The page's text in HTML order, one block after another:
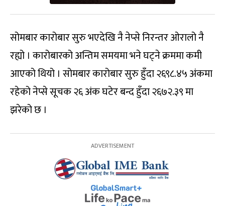
सोमबार कारोबार सुरु भएदेखि नै नेप्से निरन्तर ओरालो नै
रह्यो । कारोबारको अन्तिम समयमा भने घट्ने क्रममा कमी
आएको थियो । सोमबार कारोबार सुरु हुँदा २६९८.४५ अंकमा
रहेको नेप्से सूचक २६ अंक घटेर बन्द हुँदा २६७२.३९ मा
झरेको छ ।